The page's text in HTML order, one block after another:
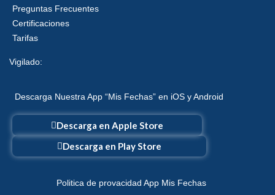
Preguntas Frecuentes
Certificaciones
Tarifas
Vigilado:
Descarga Nuestra App “Mis Fechas” en iOS y Android
Descarga en Apple Store
Descarga en Play Store
Politica de provacidad App Mis Fechas